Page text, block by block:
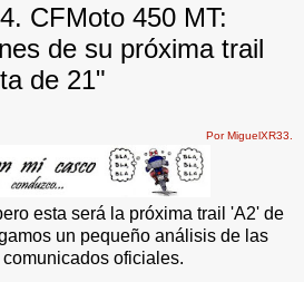
CFMoto 450 MT:
de su próxima trail
de 21"
Por MiguelXR33.
esta será la próxima trail 'A2' de
un pequeño análisis de las
oficiales.